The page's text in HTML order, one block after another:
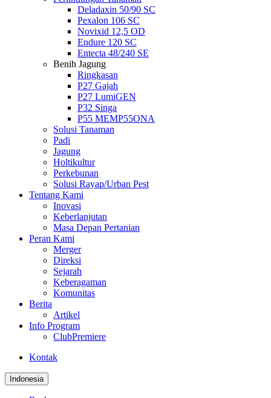
Deladaxin 50/90 SC
Pexalon 106 SC
Novixid 12,5 OD
Endure 120 SC
Entecta 48/240 SE
Benih Jagung
Ringkasan
P27 Gajah
P27 LumiGEN
P32 Singa
P55 MEMP55ONA
Solusi Tanaman
Padi
Jagung
Holtikultur
Perkebunan
Solusi Rayap/Urban Pest
Tentang Kami
Inovasi
Keberlanjutan
Masa Depan Pertanian
Peran Kami
Merger
Direksi
Sejarah
Keberagaman
Komunitas
Berita
Artikel
Info Program
ClubPremiere
Kontak
Indonesia